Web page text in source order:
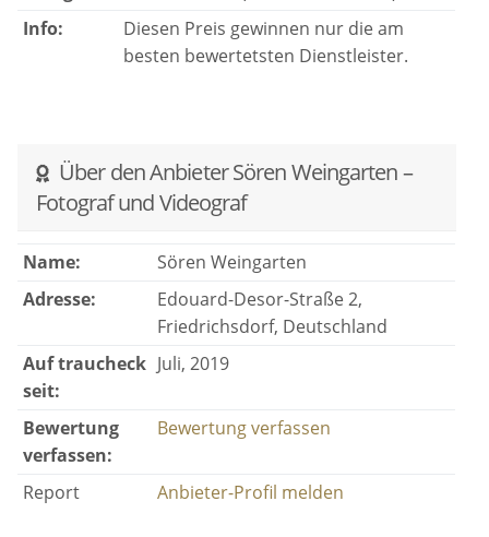
Info:
Diesen Preis gewinnen nur die am
besten bewertetsten Dienstleister.
Über den Anbieter Sören Weingarten –
Fotograf und Videograf
Name:
Sören Weingarten
Adresse:
Edouard-Desor-Straße 2,
Friedrichsdorf, Deutschland
Auf traucheck
seit:
Juli, 2019
Bewertung
verfassen:
Bewertung verfassen
Report Anbieter-Profil melden